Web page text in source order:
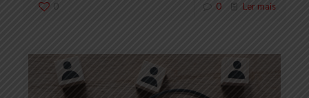
0 0 Ler mais